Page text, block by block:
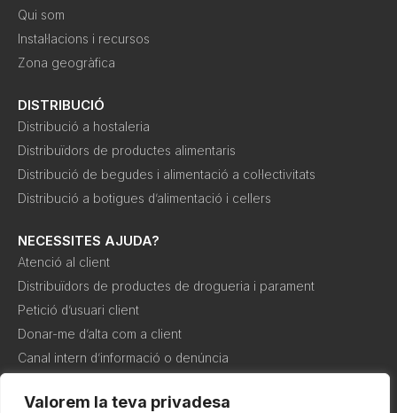
Valorem la teva privadesa
Qui som
Instal·lacions i recursos
Zona geogràfica
DISTRIBUCIÓ
Distribució a hostaleria
Distribuïdors de productes alimentaris
Distribució de begudes i alimentació a col·lectivitats
Distribució a botigues d’alimentació i cellers
NECESSITES AJUDA?
Atenció al client
Distribuïdors de productes de drogueria i parament
Petició d’usuari client
Donar-me d’alta com a client
Canal intern d’informació o denúncia